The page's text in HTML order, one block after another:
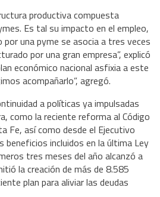
productiva compuesta
Es tal su impacto en el empleo,
una pyme se asocia a tres veces
por una gran empresa”, explicó
económico nacional asfixia a este
acompañarlo”, agregó.
a políticas ya impulsadas
como la reciente reforma al Código
Fe, así como desde el Ejecutivo
beneficios incluidos en la última Ley
tres meses del año alcanzó a
la creación de más de 8.585
plan para aliviar las deudas